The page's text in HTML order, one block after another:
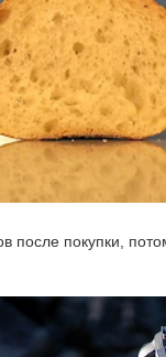
после покупки,